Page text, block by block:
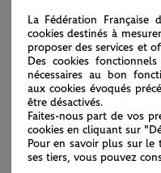
ATP / WTA : Van
ATP / WTA : se
12/07 Wimbledon 2026 :
Wimbledon 2026 –
La Fédération
cookies destinés à
proposer des services et
Des cookies
nécessaires au bon
aux cookies évoqués
être désactivés.
Faites-nous part de vos
cookies en cliquant sur
Pour en savoir plus sur le
ses tiers, vous pouvez